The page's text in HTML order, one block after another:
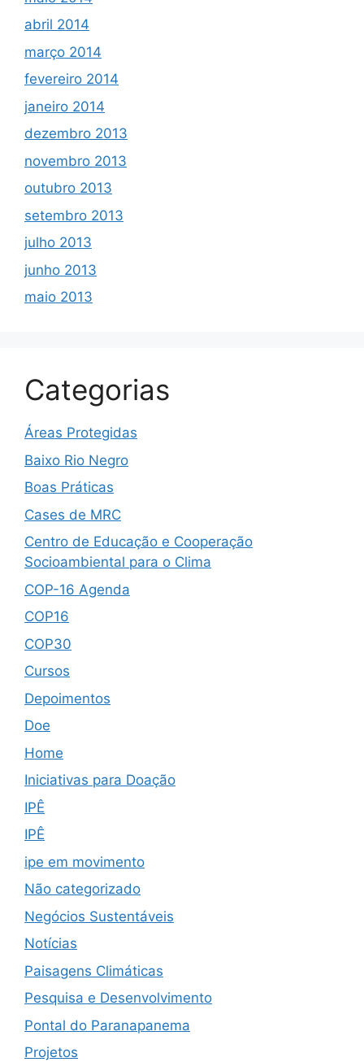
abril 2014
março 2014
fevereiro 2014
janeiro 2014
dezembro 2013
novembro 2013
outubro 2013
setembro 2013
julho 2013
junho 2013
maio 2013
Categorias
Áreas Protegidas
Baixo Rio Negro
Boas Práticas
Cases de MRC
Centro de Educação e Cooperação
Socioambiental para o Clima
COP-16 Agenda
COP16
COP30
Cursos
Depoimentos
Doe
Home
Iniciativas para Doação
IPÊ
IPÊ
ipe em movimento
Não categorizado
Negócios Sustentáveis
Notícias
Paisagens Climáticas
Pesquisa e Desenvolvimento
Pontal do Paranapanema
Projetos